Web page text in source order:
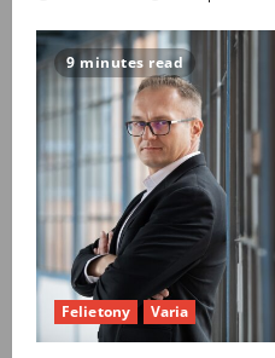
9 minutes read
Felietony Varia